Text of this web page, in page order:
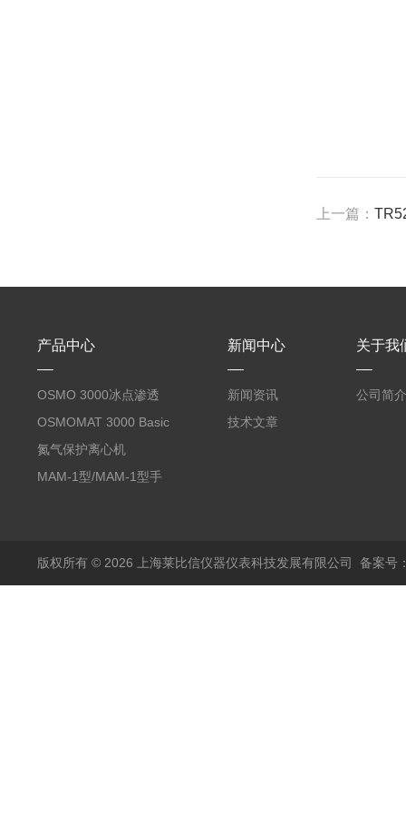
上一篇：
产品中心
OSMO 3000冰点渗透
压仪
OSMOMAT 3000 Basic
冰点渗透压仪
氮气保护离心机
MAM-1型/MAM-1型手
新闻中心
新闻资讯
技术文章
关于我
公司简介
版权所有 © 2026 上海莱比信仪器仪表科技发展有限公司 备案号